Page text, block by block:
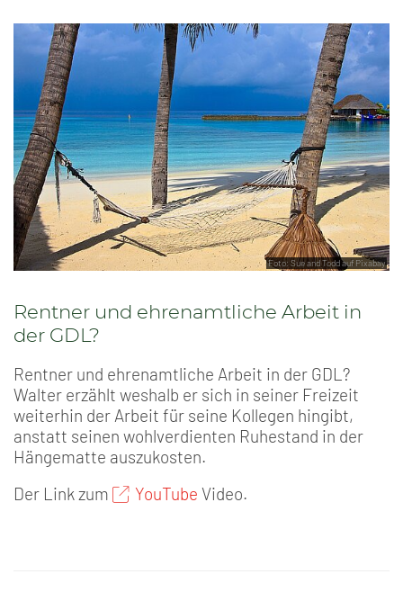
Foto: Sue and Todd auf Pixabay
Rentner und ehrenamtliche Arbeit in
der GDL?
Rentner und ehrenamtliche Arbeit in der GDL?
Walter erzählt weshalb er sich in seiner Freizeit
weiterhin der Arbeit für seine Kollegen hingibt,
anstatt seinen wohlverdienten Ruhestand in der
Hängematte auszukosten.
Der Link zum
YouTube Video.